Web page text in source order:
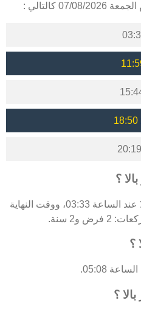
كالتالي :
؟
وقت بداية صلاة الفجر أفشار بالا عند الساعة 03:33، ووقت النهاية
؟
05:08.
؟